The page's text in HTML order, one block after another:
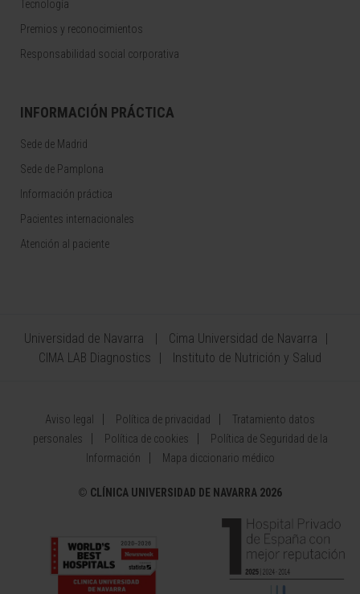
Tecnología
Premios y reconocimientos
Responsabilidad social corporativa
INFORMACIÓN PRÁCTICA
Sede de Madrid
Sede de Pamplona
Información práctica
Pacientes internacionales
Atención al paciente
Universidad de Navarra
Cima Universidad de Navarra
CIMA LAB Diagnostics
Instituto de Nutrición y Salud
Aviso legal Política de privacidad
Tratamiento datos
personales
Política de cookies
Política de Seguridad de la
Información
Mapa diccionario médico
© CLÍNICA UNIVERSIDAD DE NAVARRA 2026